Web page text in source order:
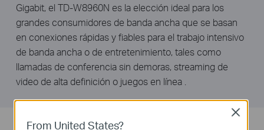
Gigabit, el TD-W8960N es la elección ideal para los
grandes consumidores de banda ancha que se basan
en conexiones rápidas y fiables para el trabajo intensivo
de banda ancha o de entretenimiento, tales como
llamadas de conferencia sin demoras, streaming de
video de alta definición o juegos en línea .
From United States?
Close